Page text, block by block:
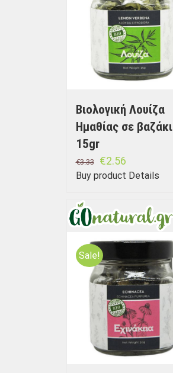
Βιολογική Λουίζα
Ημαθίας σε βαζάκι
15gr
€3.33 €2.56
Buy product Details
Sale!